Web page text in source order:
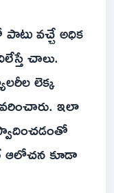
వచ్చే అధిక
చాలు.
లెక్క
ఇలా
ఆలోచన కూడా